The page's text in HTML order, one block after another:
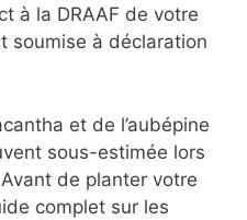
à la DRAAF de votre
soumise à déclaration
et de l’aubépine
sous-estimée lors
de planter votre
complet sur les